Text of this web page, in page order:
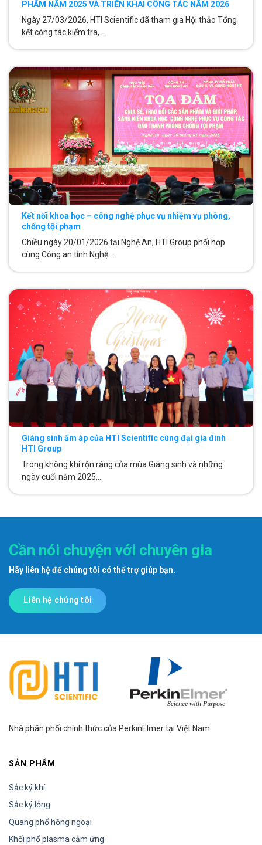
PHẨM NĂM 2025 VÀ TRIỂN KHAI CÔNG TÁC NĂM 2026
Ngày 27/03/2026, HTI Scientific đã tham gia Hội thảo Tổng
kết công tác kiểm tra,...
Kết nối khoa học – công nghệ phục vụ nhiệm vụ phòng,
chống tội phạm
Chiều ngày 20/01/2026 tại Nghệ An, HTI Group phối hợp
cùng Công an tỉnh Nghệ...
Giáng sinh ấm áp của HTI Scientific cùng đại gia đình
HTI Group
Trong không khí rộn ràng của mùa Giáng sinh và những
ngày cuối năm 2025,...
Cần nói chuyện với chuyên gia
Hãy liên hệ để chúng tôi có thể trợ giúp bạn.
Liên hệ chúng tôi
Nhà phân phối chính thức của PerkinElmer tại Việt Nam
SẢN PHẨM
Sắc ký khí
Sắc ký lỏng
Quang phổ hồng ngoại
Khối phổ plasma cảm ứng